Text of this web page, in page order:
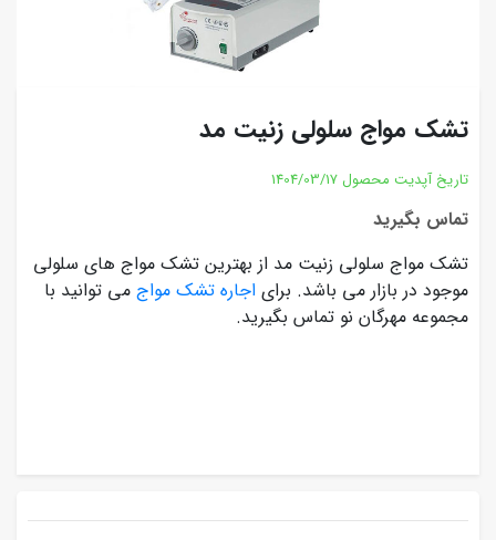
تشک مواج سلولی زنیت مد
تاریخ آپدیت محصول 1404/03/17
تماس بگیرید
تشک مواج سلولی زنیت مد از بهترین تشک مواج های سلولی
موجود در بازار می باشد. برای اجاره تشک مواج می توانید با
مجموعه مهرگان نو تماس بگیرید.